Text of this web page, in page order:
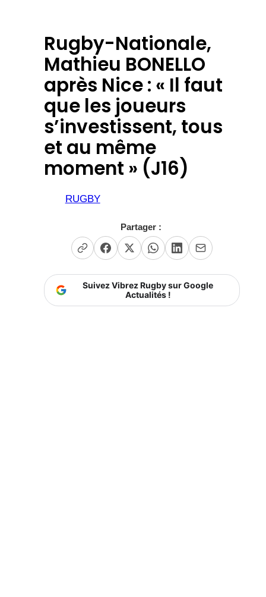
Rugby-Nationale,
Mathieu BONELLO
après Nice : « Il faut
que les joueurs
s’investissent, tous
et au même
moment » (J16)
RUGBY
Partager :
Suivez Vibrez Rugby sur Google
Actualités !